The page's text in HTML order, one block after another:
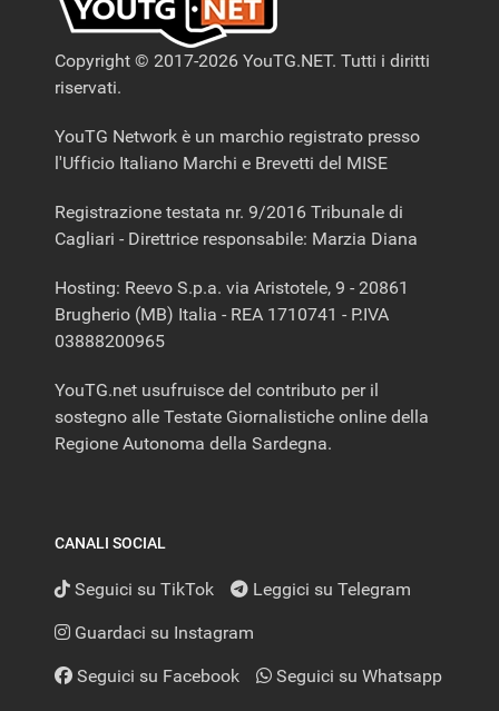
Copyright © 2017-2026 YouTG.NET. Tutti i diritti
riservati.
YouTG Network è un marchio registrato presso
l'Ufficio Italiano Marchi e Brevetti del MISE
Registrazione testata nr. 9/2016 Tribunale di
Cagliari - Direttrice responsabile: Marzia Diana
Hosting: Reevo S.p.a. via Aristotele, 9 - 20861
Brugherio (MB) Italia - REA 1710741 - P.IVA
03888200965
YouTG.net usufruisce del contributo per il
sostegno alle Testate Giornalistiche online della
Regione Autonoma della Sardegna.
CANALI SOCIAL
Seguici su TikTok Leggici su Telegram
Guardaci su Instagram
Seguici su Facebook Seguici su Whatsapp